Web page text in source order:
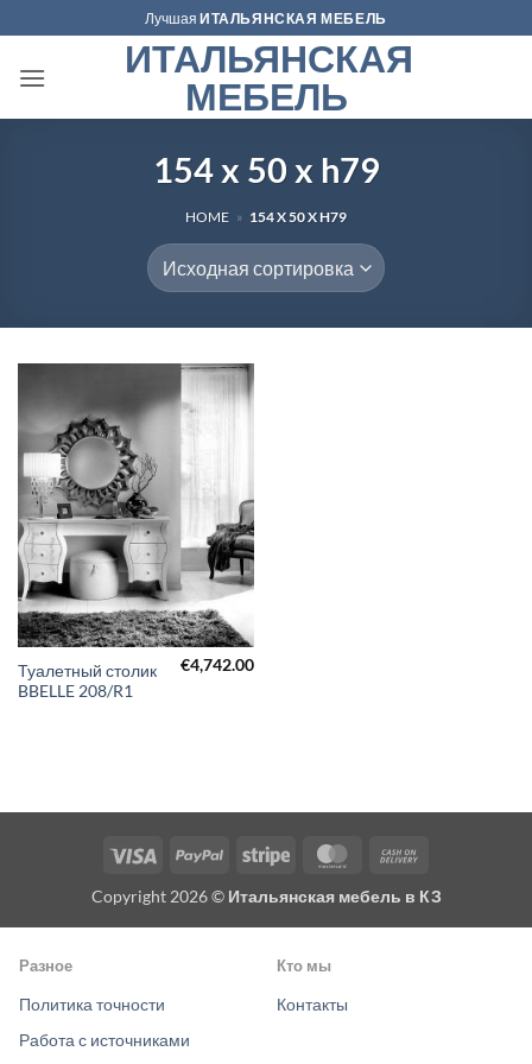
to
content
ЛучшаяИТАЛЬЯНСКАЯ МЕБЕЛЬ
ИТАЛЬЯНСКАЯ
МЕБЕЛЬ
154 x 50 x h79
HOME » 154 X 50 X H79
Туалетный столик
BBELLE 208/R1
€4,742.00
Visa PayPal Stripe MasterCard
Delivery
Copyright 2026 © Итальянская мебель в КЗ
Разное
Политика точности
Работа с источниками
Кто мы
Контакты